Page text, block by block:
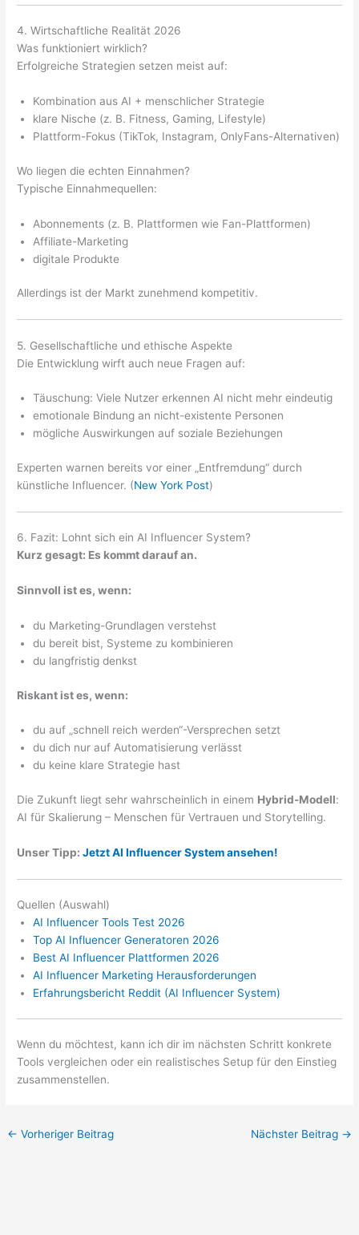
4. Wirtschaftliche Realität 2026
Was funktioniert wirklich?
Erfolgreiche Strategien setzen meist auf:
Kombination aus AI + menschlicher Strategie
klare Nische (z. B. Fitness, Gaming, Lifestyle)
Plattform-Fokus (TikTok, Instagram, OnlyFans-Alternativen)
Wo liegen die echten Einnahmen?
Typische Einnahmequellen:
Abonnements (z. B. Plattformen wie Fan-Plattformen)
Affiliate-Marketing
digitale Produkte
Allerdings ist der Markt zunehmend kompetitiv.
5. Gesellschaftliche und ethische Aspekte
Die Entwicklung wirft auch neue Fragen auf:
Täuschung: Viele Nutzer erkennen AI nicht mehr eindeutig
emotionale Bindung an nicht-existente Personen
mögliche Auswirkungen auf soziale Beziehungen
Experten warnen bereits vor einer „Entfremdung“ durch
künstliche Influencer. (New York Post)
6. Fazit: Lohnt sich ein AI Influencer System?
Kurz gesagt: Es kommt darauf an.
Sinnvoll ist es, wenn:
du Marketing-Grundlagen verstehst
du bereit bist, Systeme zu kombinieren
du langfristig denkst
Riskant ist es, wenn:
du auf „schnell reich werden“-Versprechen setzt
du dich nur auf Automatisierung verlässt
du keine klare Strategie hast
Die Zukunft liegt sehr wahrscheinlich in einem Hybrid-Modell:
AI für Skalierung – Menschen für Vertrauen und Storytelling.
Unser Tipp:Jetzt AI Influencer System ansehen!
Quellen (Auswahl)
AI Influencer Tools Test 2026
Top AI Influencer Generatoren 2026
Best AI Influencer Plattformen 2026
AI Influencer Marketing Herausforderungen
Erfahrungsbericht Reddit (AI Influencer System)
Wenn du möchtest, kann ich dir im nächsten Schritt konkrete
Tools vergleichen oder ein realistisches Setup für den Einstieg
zusammenstellen.
← Vorheriger Beitrag Nächster Beitrag →